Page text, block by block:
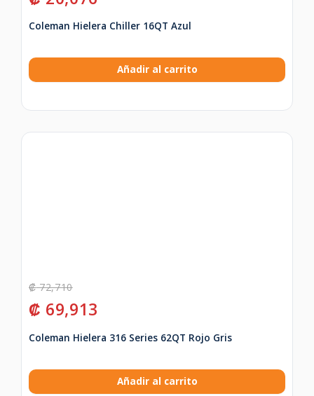
Coleman Hielera Chiller 16QT Azul
Añadir al carrito
₡72,710
₡ 69,913
Coleman Hielera 316 Series 62QT Rojo Gris
Añadir al carrito